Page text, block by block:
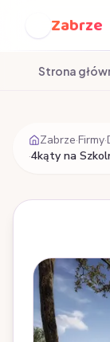
Zabrze
Strona
Zabrze·Firmy·
·4kąty na